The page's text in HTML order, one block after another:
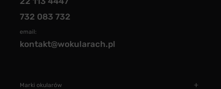
732 083 732
email:
kontakt@wokularach.pl
Marki okularów